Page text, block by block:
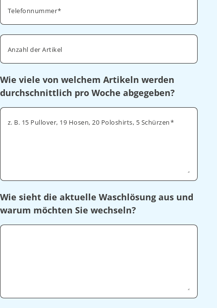
Telefonnummer
Anzahl der Artikel
Wie viele von welchem Artikeln werden
durchschnittlich pro Woche abgegeben?
z. B. 15 Pullover, 19 Hosen, 20 Poloshirts, 5 Schürzen
Wie sieht die aktuelle Waschlösung aus und
warum möchten Sie wechseln?